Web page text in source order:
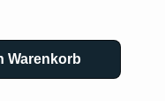
Warenkorb